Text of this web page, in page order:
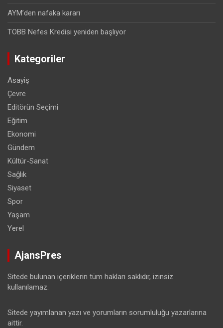
AYM’den nafaka kararı
TOBB Nefes Kredisi yeniden başlıyor
Kategoriler
Asayiş
Çevre
Editörün Seçimi
Eğitim
Ekonomi
Gündem
Kültür-Sanat
Sağlık
Siyaset
Spor
Yaşam
Yerel
AjansPres
Sitede bulunan içeriklerin tüm hakları saklıdır, izinsiz
kullanılamaz.
Sitede yayımlanan yazı ve yorumların sorumluluğu yazarlarına
aittir.